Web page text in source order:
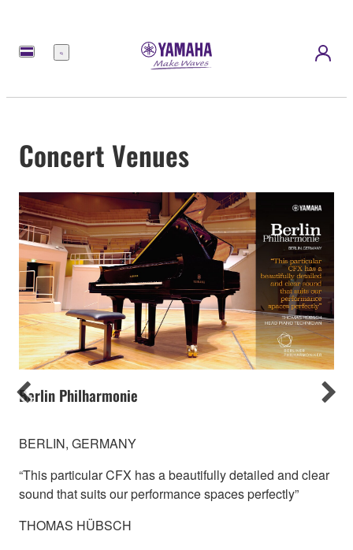
Menu
Concert Venues
Previous
Berlin Philharmonie
BERLIN, GERMANY
“This particular CFX has a beautifully detailed and clear
sound that suits our performance spaces perfectly”
THOMAS HÜBSCH